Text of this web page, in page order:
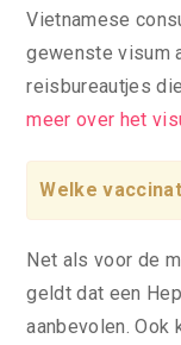
Vietnamese
gewenste visum
reisbureautjes
meer over het
Welke
Net als voor de
geldt dat een
aanbevolen. Ook